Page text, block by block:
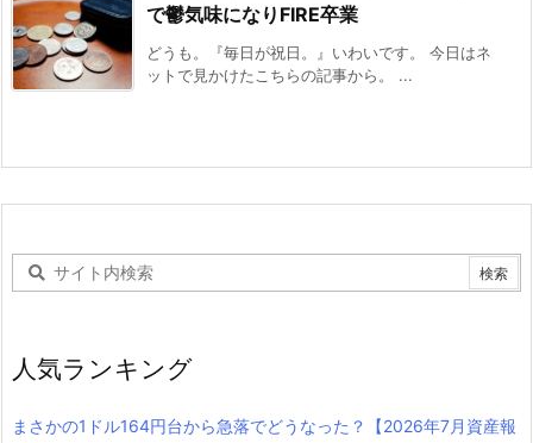
で鬱気味になりFIRE卒業
どうも。『毎日が祝日。』いわいです。 今日はネ
ットで見かけたこちらの記事から。 ...
人気ランキング
まさかの1ドル164円台から急落でどうなった？【2026年7月資産報